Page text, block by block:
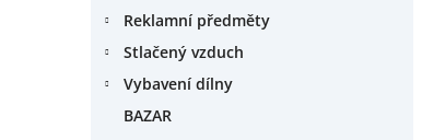
Reklamní předměty
Stlačený vzduch
Vybavení dílny
BAZAR